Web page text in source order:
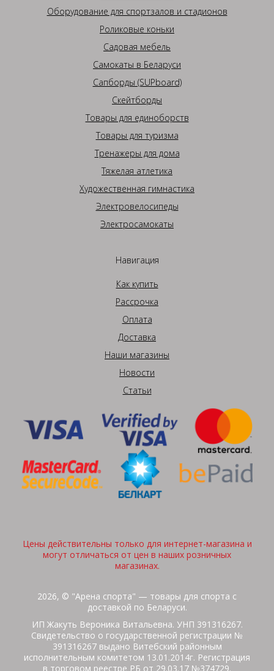
Оборудование для спортзалов и стадионов
Роликовые коньки
Садовая мебель
Самокаты в Беларуси
Сапборды (SUPboard)
Скейтборды
Товары для единоборств
Товары для туризма
Тренажеры для дома
Тяжелая атлетика
Художественная гимнастика
Электровелосипеды
Электросамокаты
Навигация
Как купить
Рассрочка
Оплата
Доставка
Наши магазины
Новости
Статьи
Цены действительны только для интернет-магазина и
могут отличаться от цен в наших розничных
магазинах.
2026, © "Арена спорта" — товары для спорта с
доставкой по Беларуси.
ИП Жакуть Вероника Витальевна. УНП 391316267.
Свидетельство о государственной регистрации №
391316267 выдано Витебский районным
исполнительным комитетом 13.01.2014г. Регистрация
в торговом реестре РБ от 29.03.17 №374729.